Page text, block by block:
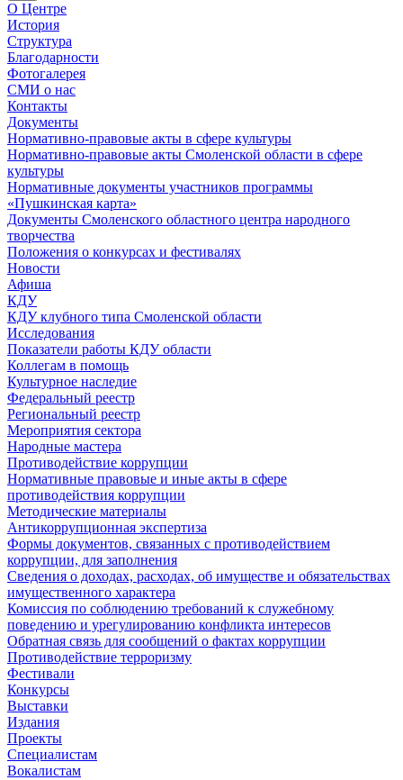
О Центре
История
Структура
Благодарности
Фотогалерея
СМИ о нас
Контакты
Документы
Нормативно-правовые акты в сфере культуры
Нормативно-правовые акты Смоленской области в сфере
культуры
Нормативные документы участников программы
«Пушкинская карта»
Документы Смоленского областного центра народного
творчества
Положения о конкурсах и фестивалях
Новости
Афиша
КДУ
КДУ клубного типа Смоленской области
Исследования
Показатели работы КДУ области
Коллегам в помощь
Культурное наследие
Федеральный реестр
Региональный реестр
Мероприятия сектора
Народные мастера
Противодействие коррупции
Нормативные правовые и иные акты в сфере
противодействия коррупции
Методические материалы
Антикоррупционная экспертиза
Формы документов, связанных с противодействием
коррупции, для заполнения
Сведения о доходах, расходах, об имуществе и обязательствах
имущественного характера
Комиссия по соблюдению требований к служебному
поведению и урегулированию конфликта интересов
Обратная связь для сообщений о фактах коррупции
Противодействие терроризму
Фестивали
Конкурсы
Выставки
Издания
Проекты
Специалистам
Вокалистам